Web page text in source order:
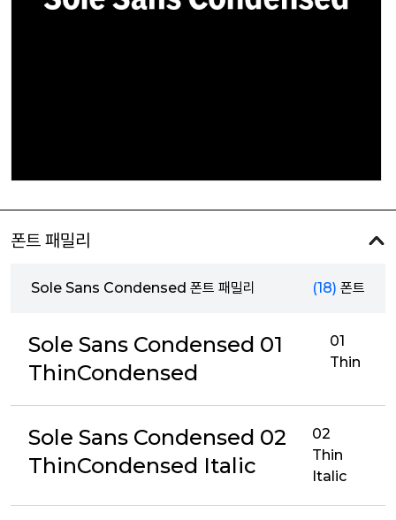
폰트 패밀리
Sole Sans Condensed 폰트 패밀리 (18) 폰트
Sole Sans Condensed 01
ThinCondensed
01
Thin
Sole Sans Condensed 02
ThinCondensed Italic
02
Thin
Italic